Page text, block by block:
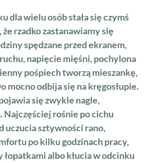
dla wielu osób stała się czymś
rzadko zastanawiamy się
spędzane przed ekranem,
napięcie mięśni, pochylona
pośpiech tworzą mieszankę,
mocno odbija się na kręgosłupie.
się zwykle nagle,
Najczęściej rośnie po cichu
uczucia sztywności rano,
po kilku godzinach pracy,
łopatkami albo kłucia w odcinku